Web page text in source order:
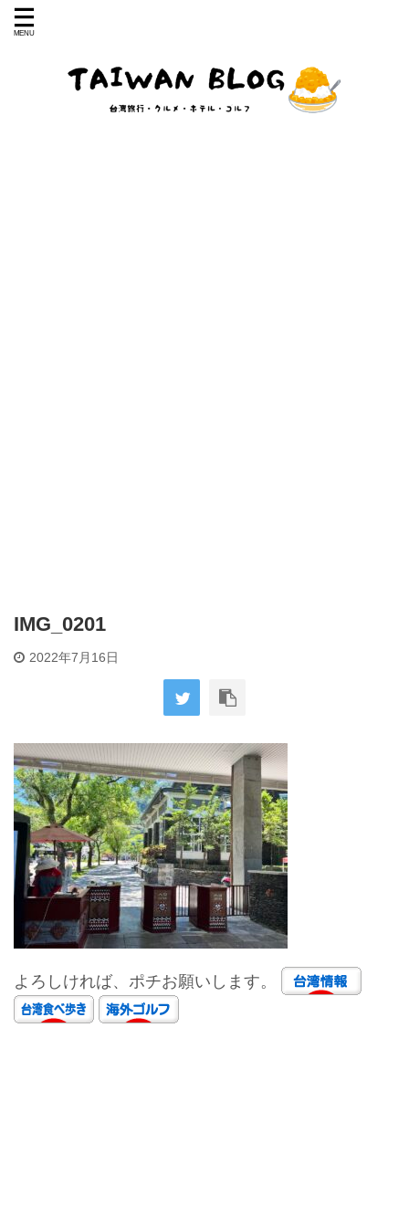
IMG_0201
2022年7月16日
よろしければ、ポチお願いします。